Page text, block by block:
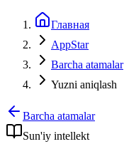
Главная
AppStar
Barcha atamalar
Yuzni aniqlash
Barcha atamalar
Sun'iy intellekt